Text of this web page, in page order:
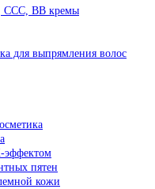
ССС, ВВ кремы
для выпрямления волос
эффектом
пятен
кожи